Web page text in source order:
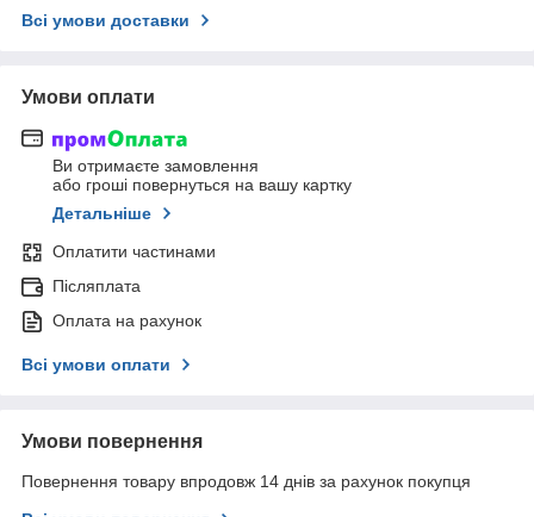
Всі умови доставки
Умови оплати
Ви отримаєте замовлення
або гроші повернуться на вашу картку
Детальніше
Оплатити частинами
Післяплата
Оплата на рахунок
Всі умови оплати
Умови повернення
Повернення товару впродовж 14 днів за рахунок покупця